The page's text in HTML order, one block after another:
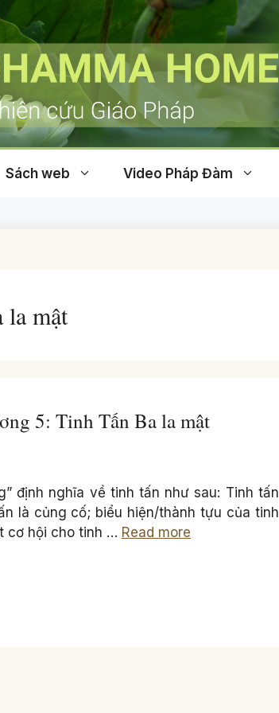
Sách web Video Pháp Đàm
la mật
5: Tinh Tấn Ba la mật
định nghĩa về tinh tấn như sau: Tinh tấn
là củng cố; biểu hiện/thành tựu của tinh
cơ hội cho tinh … Read more